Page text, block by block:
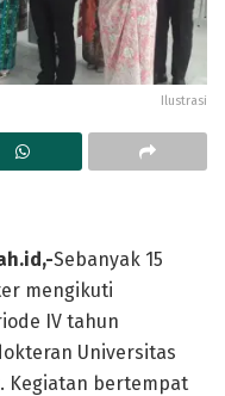
Ilustrasi
Sebanyak 15
mengikuti
IV tahun
Universitas
Kegiatan bertempat